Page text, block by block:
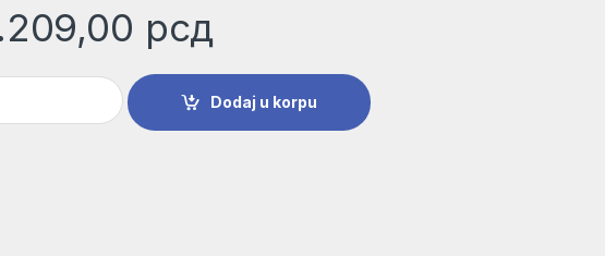
рсд
za otvore HSS-bimetal za standardne adaptere | 2608584138 količina
Dodaj u korpu